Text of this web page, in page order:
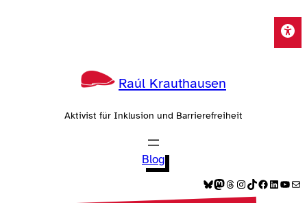
Raúl Krauthausen
Aktivist für Inklusion und Barrierefreiheit
Blog
Bluesky Mastodon Threads Instagram TikTok Facebook LinkedIn YouTube E-Mail